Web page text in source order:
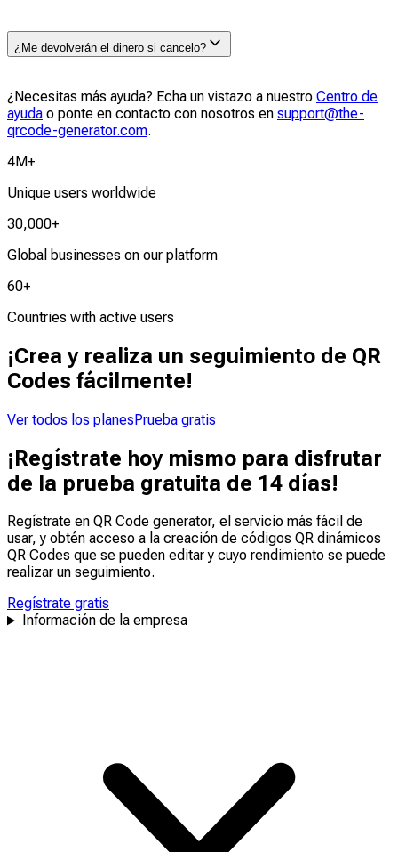
qrcode-generator.com y te ayudarán con el cambio.
Puedes ir a la página «Mi cuenta» y hacer clic en
«Cancelar suscripción» para dar de baja tu suscripción
¿Me devolverán el dinero si cancelo?
Tras la cancelación, se cancelará su próximo ciclo de
facturación. No obstante, tenga en cuenta que no
realizamos reembolsos correspondientes al ciclo de
¿Necesitas más ayuda? Echa un vistazo a nuestro Centro de
ayuda o ponte en contacto con nosotros en support@the-
qrcode-generator.com.
4M+
Unique users worldwide
30,000+
Global businesses on our platform
60+
Countries with active users
¡Crea y realiza un seguimiento de QR
Codes fácilmente!
Ver todos los planesPrueba gratis
¡Regístrate hoy mismo para disfrutar
de la prueba gratuita de 14 días!
Regístrate en QR Code generator, el servicio más fácil de
usar, y obtén acceso a la creación de códigos QR dinámicos
QR Codes que se pueden editary cuyo rendimiento se puede
realizar un seguimiento.
Regístrate gratis
Información de la empresa